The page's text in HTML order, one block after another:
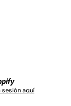
sesión aquí